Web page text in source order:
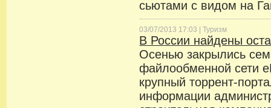
сьютами с видом на
03/07/2013 17:03 |Туризм
В России найдены
Осенью закрылись
файлообменной сети
крупный торрент-
информации